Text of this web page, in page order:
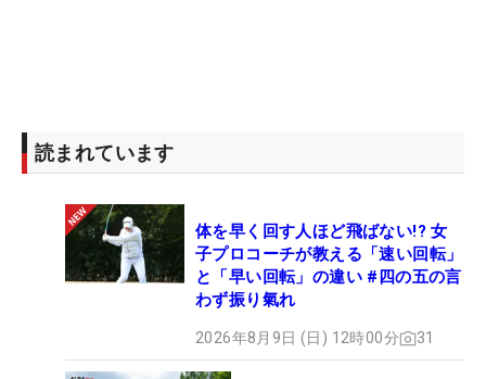
読まれています
体を早く回す人ほど飛ばない!? 女
子プロコーチが教える「速い回転」
と「早い回転」の違い #四の五の言
わず振り氣れ
2026年8月9日 (日) 12時00分 31